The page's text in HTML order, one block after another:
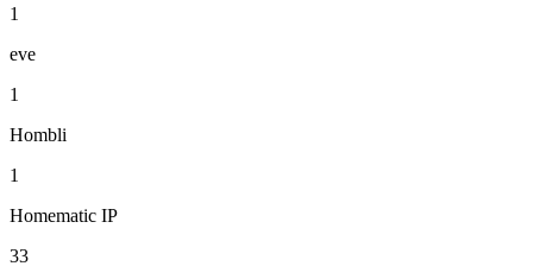
1
eve
1
Hombli
1
Homematic IP
33